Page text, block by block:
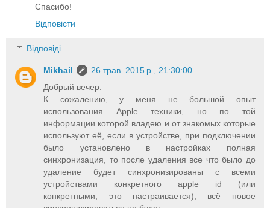
Спасибо!
Відповісти
Відповіді
Mikhail
26 трав. 2015 р., 21:30:00
Добрый вечер.
К сожалению, у меня не большой опыт
использования Apple техники, но по той
информации которой владею и от знакомых которые
используют её, если в устройстве, при подключении
было установлено в настройках полная
синхронизация, то после удаления все что было до
удаление будет синхронизированы с всеми
устройствами конкретного apple id (или
конкретными, это настраивается), всё новое